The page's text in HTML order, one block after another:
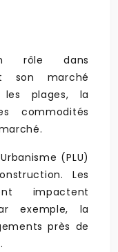
rôle dans
son marché
les plages, la
commodités
(PLU)
Les
impactent
exemple, la
près de